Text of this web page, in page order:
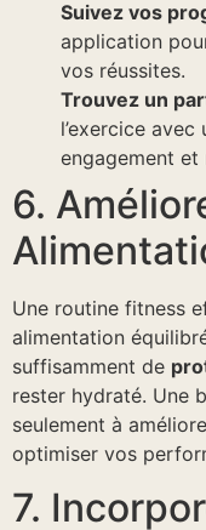
Suivez vos
application
vos réussites.
Trouvez un
l’exercice
engagement et
6.
Une routine fitness
alimentation
suffisamment de
rester hydraté. Une
seulement à
optimiser vos
7.